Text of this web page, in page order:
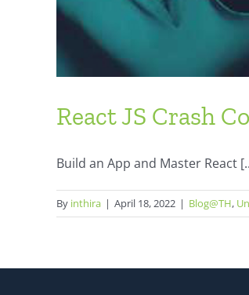
React JS Crash
Build an App and Master React
By inthira | April 18, 2022 | Blog@TH,